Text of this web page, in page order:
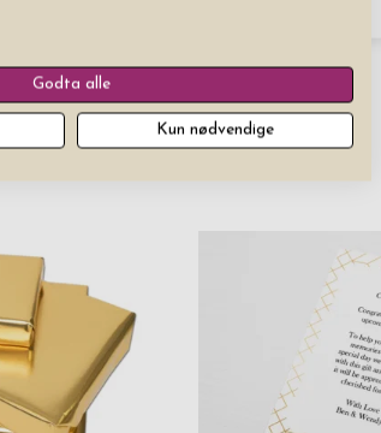
Godta alle
Kun nødvendige